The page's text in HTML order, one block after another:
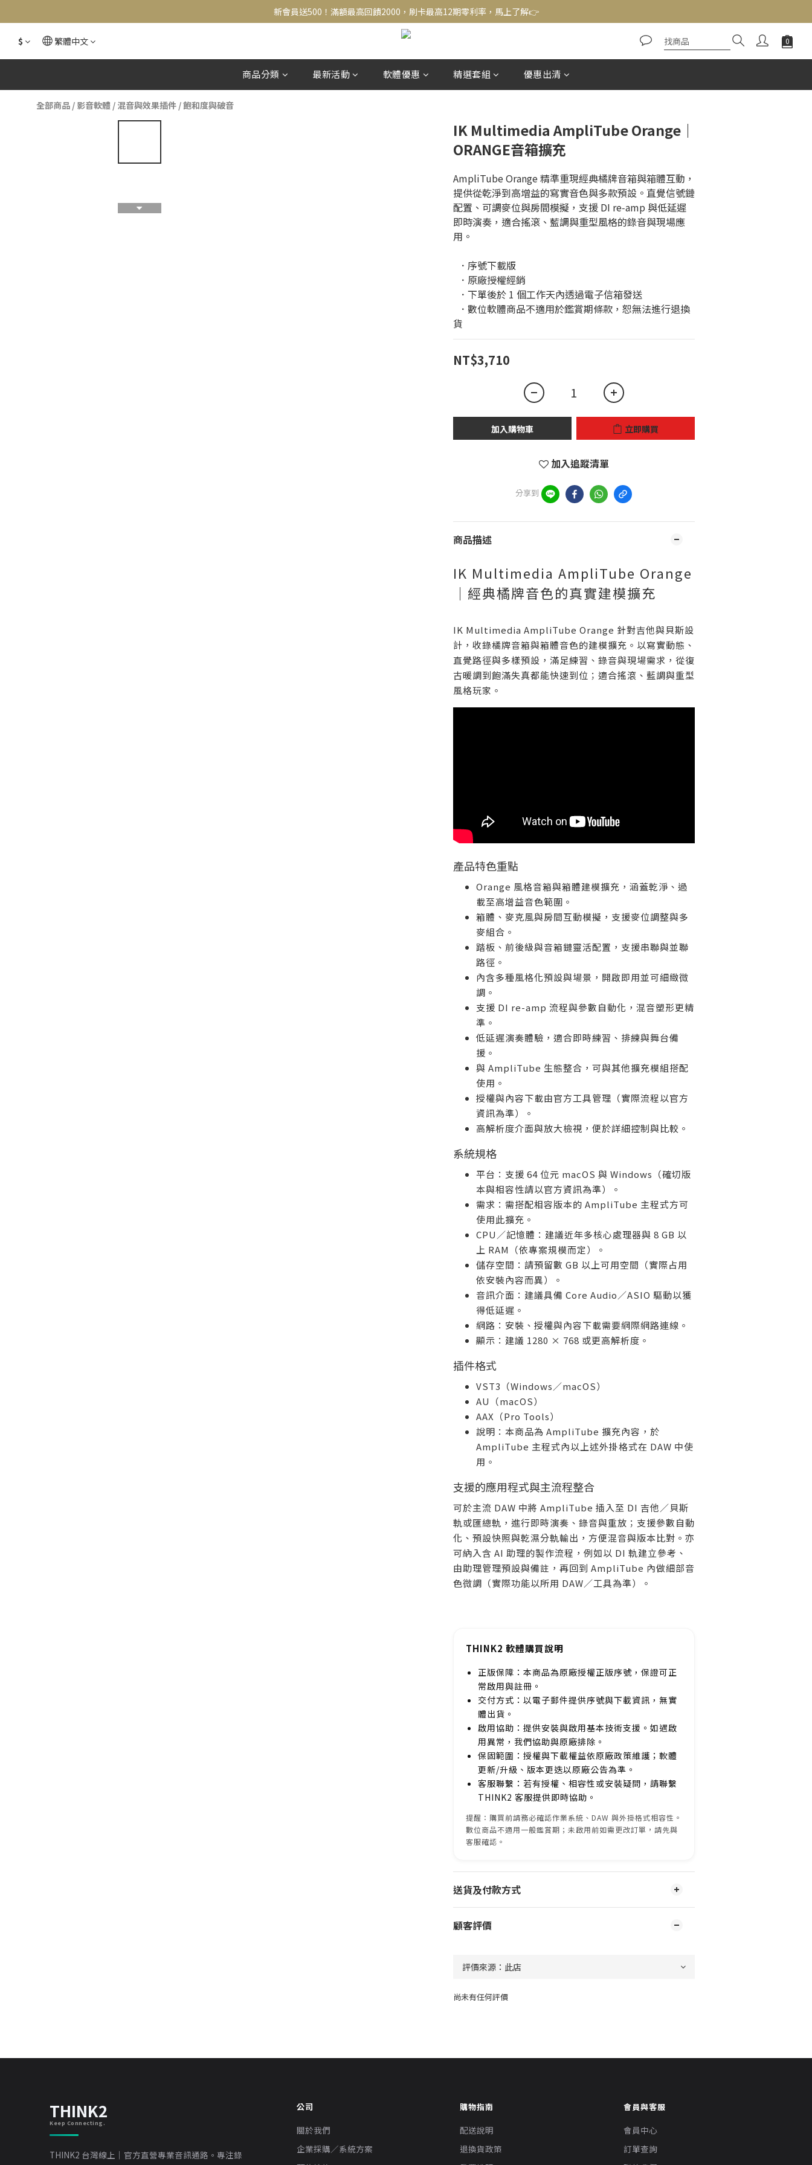
新會員送500！滿額最高回饋2000，刷卡最高12期零利率，馬上了解👉
新會員送500！滿額最高回饋2000，刷卡最高12期零利率，馬上了解👉
結帳頁選zingala銀角零卡分期，輕鬆打包
新會員送500！滿額最高回饋2000，刷卡最高12期零利率，馬上了解👉
$ 繁體中文
商品分類 最新活動 軟體優惠 精選套組 優惠出清
全部商品 / 影音軟體 / 混音與效果插件 /飽和度與破音
IK Multimedia AmpliTube Orange｜
ORANGE音箱擴充
AmpliTube Orange 精準重現經典橘牌音箱與箱體互動，
提供從乾淨到高增益的寫實音色與多款預設。直覺信號鏈
配置、可調麥位與房間模擬，支援 DI re‑amp 與低延遲
即時演奏，適合搖滾、藍調與重型風格的錄音與現場應
用。
  ．序號下載版
  ．原廠授權經銷
  ．下單後於 1 個工作天內透過電子信箱發送
貨
NT$3,710
加入購物車 立即購買
加入追蹤清單
分享到
商品描述
IK Multimedia AmpliTube Orange
｜經典橘牌音色的真實建模擴充
IK Multimedia AmpliTube Orange 針對吉他與貝斯設
計，收錄橘牌音箱與箱體音色的建模擴充。以寫實動態、
直覺路徑與多樣預設，滿足練習、錄音與現場需求，從復
古暖調到飽滿失真都能快速到位；適合搖滾、藍調與重型
風格玩家。
產品特色重點
Orange 風格音箱與箱體建模擴充，涵蓋乾淨、過
載至高增益音色範圍。
箱體、麥克風與房間互動模擬，支援麥位調整與多
麥組合。
踏板、前後級與音箱鏈靈活配置，支援串聯與並聯
路徑。
內含多種風格化預設與場景，開啟即用並可細緻微
調。
支援 DI re-amp 流程與參數自動化，混音塑形更精
準。
低延遲演奏體驗，適合即時練習、排練與舞台備
援。
與 AmpliTube 生態整合，可與其他擴充模組搭配
使用。
授權與內容下載由官方工具管理（實際流程以官方
資訊為準）。
高解析度介面與放大檢視，便於詳細控制與比較。
系統規格
平台：支援 64 位元 macOS 與 Windows（確切版
本與相容性請以官方資訊為準）。
需求：需搭配相容版本的 AmpliTube 主程式方可
使用此擴充。
CPU／記憶體：建議近年多核心處理器與 8 GB 以
上 RAM（依專案規模而定）。
儲存空間：請預留數 GB 以上可用空間（實際占用
依安裝內容而異）。
音訊介面：建議具備 Core Audio／ASIO 驅動以獲
得低延遲。
網路：安裝、授權與內容下載需要網際網路連線。
顯示：建議 1280 × 768 或更高解析度。
插件格式
VST3（Windows／macOS）
AU（macOS）
AAX（Pro Tools）
說明：本商品為 AmpliTube 擴充內容，於
AmpliTube 主程式內以上述外掛格式在 DAW 中使
用。
支援的應用程式與主流程整合
可於主流 DAW 中將 AmpliTube 插入至 DI 吉他／貝斯
軌或匯總軌，進行即時演奏、錄音與重放；支援參數自動
化、預設快照與乾濕分軌輸出，方便混音與版本比對。亦
可納入含 AI 助理的製作流程，例如以 DI 軌建立參考、
由助理管理預設與備註，再回到 AmpliTube 內做細部音
色微調（實際功能以所用 DAW／工具為準）。
THINK2 軟體購買說明
正版保障：本商品為原廠授權正版序號，保證可正
常啟用與註冊。
交付方式：以電子郵件提供序號與下載資訊，無實
體出貨。
啟用協助：提供安裝與啟用基本技術支援。如遇啟
用異常，我們協助與原廠排除。
保固範圍：授權與下載權益依原廠政策維護；軟體
更新/升級、版本更迭以原廠公告為準。
客服聯繫：若有授權、相容性或安裝疑問，請聯繫
THINK2 客服提供即時協助。
提醒：購買前請務必確認作業系統、DAW 與外掛格式相容性。
數位商品不適用一般鑑賞期；未啟用前如需更改訂單，請先與
客服確認。
送貨及付款方式
顧客評價
尚未有任何評價
立即購買
THINK2
Keep Connecting.
THINK2 台灣線上｜官方直營專業音訊通路。專注錄
公司
關於我們
企業採購／系統方案
購物指南
配送說明
退換貨政策
會員與客服
會員中心
訂單查詢